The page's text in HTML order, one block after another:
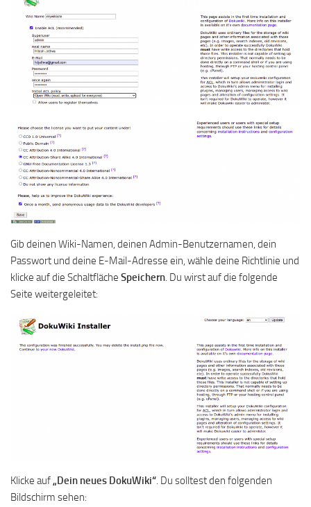
Gib deinen Wiki-Namen, deinen Admin-Benutzernamen, dein
Passwort und deine E-Mail-Adresse ein, wähle deine Richtlinie und
klicke auf die Schaltfläche Speichern. Du wirst auf die folgende
Seite weitergeleitet:
Klicke auf„Dein neues DokuWiki“. Du solltest den folgenden
Bildschirm sehen: